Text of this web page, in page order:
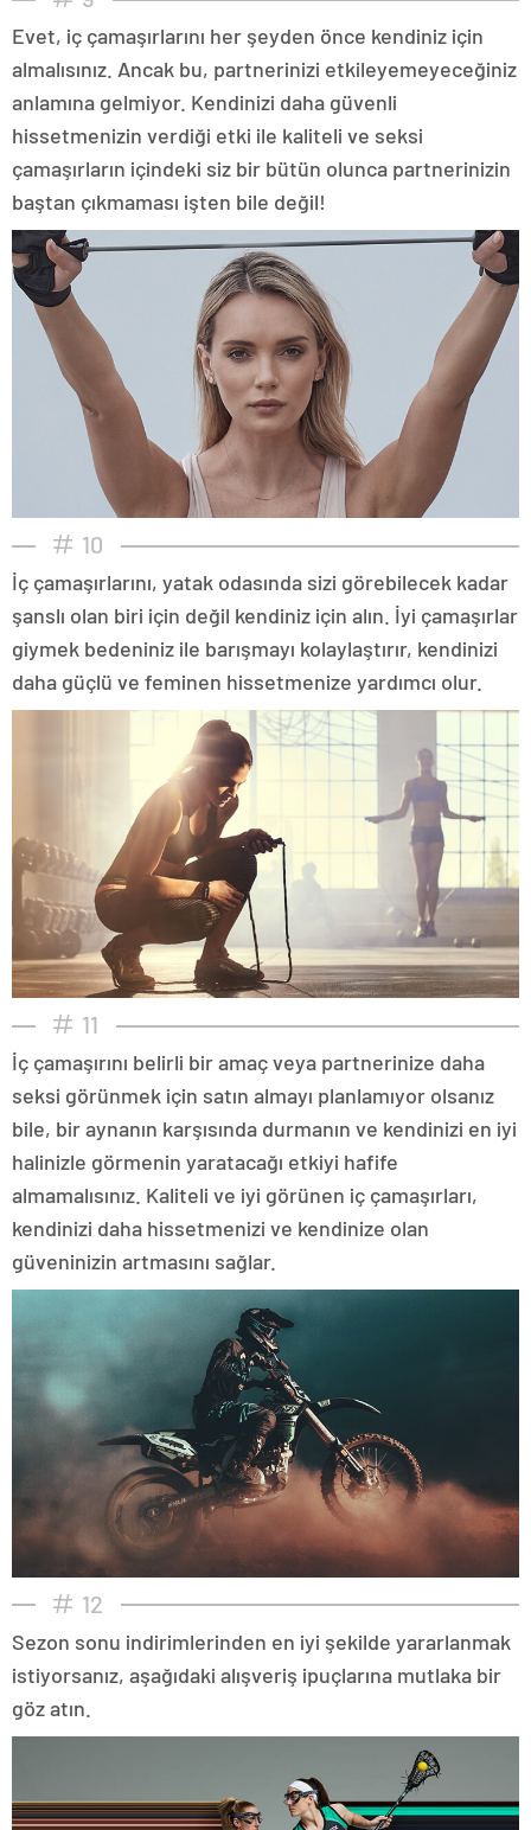
Evet, iç çamaşırlarını her şeyden önce kendiniz için
almalısınız. Ancak bu, partnerinizi etkileyemeyeceğiniz
anlamına gelmiyor. Kendinizi daha güvenli
hissetmenizin verdiği etki ile kaliteli ve seksi
çamaşırların içindeki siz bir bütün olunca partnerinizin
baştan çıkmaması işten bile değil!
10
İç çamaşırlarını, yatak odasında sizi görebilecek kadar
şanslı olan biri için değil kendiniz için alın. İyi çamaşırlar
giymek bedeniniz ile barışmayı kolaylaştırır, kendinizi
daha güçlü ve feminen hissetmenize yardımcı olur.
11
İç çamaşırını belirli bir amaç veya partnerinize daha
seksi görünmek için satın almayı planlamıyor olsanız
bile, bir aynanın karşısında durmanın ve kendinizi en iyi
halinizle görmenin yaratacağı etkiyi hafife
almamalısınız. Kaliteli ve iyi görünen iç çamaşırları,
kendinizi daha hissetmenizi ve kendinize olan
güveninizin artmasını sağlar.
12
Sezon sonu indirimlerinden en iyi şekilde yararlanmak
istiyorsanız, aşağıdaki alışveriş ipuçlarına mutlaka bir
göz atın.